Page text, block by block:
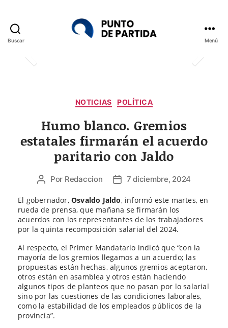
Buscar Menú
Categorías
NOTICIAS POLÍTICA
Humo blanco. Gremios
estatales firmarán el acuerdo
paritario con Jaldo
Autor
la
entrada
Por Redaccion
Fecha
la
entrada
7 diciembre, 2024
El gobernador, Osvaldo Jaldo, informó este martes, en
rueda de prensa, que mañana se firmarán los
acuerdos con los representantes de los trabajadores
por la quinta recomposición salarial del 2024.
Al respecto, el Primer Mandatario indicó que “con la
mayoría de los gremios llegamos a un acuerdo; las
propuestas están hechas, algunos gremios aceptaron,
otros están en asamblea y otros están haciendo
algunos tipos de planteos que no pasan por lo salarial
sino por las cuestiones de las condiciones laborales,
como la estabilidad de los empleados públicos de la
provincia”.